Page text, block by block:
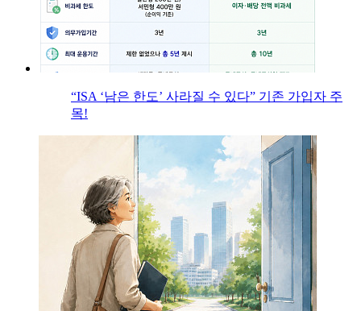
“ISA ‘남은 한도’ 사라질 수 있다” 기존 가입자 주
목!